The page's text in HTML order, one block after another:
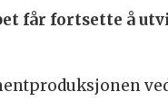
får fortsette å